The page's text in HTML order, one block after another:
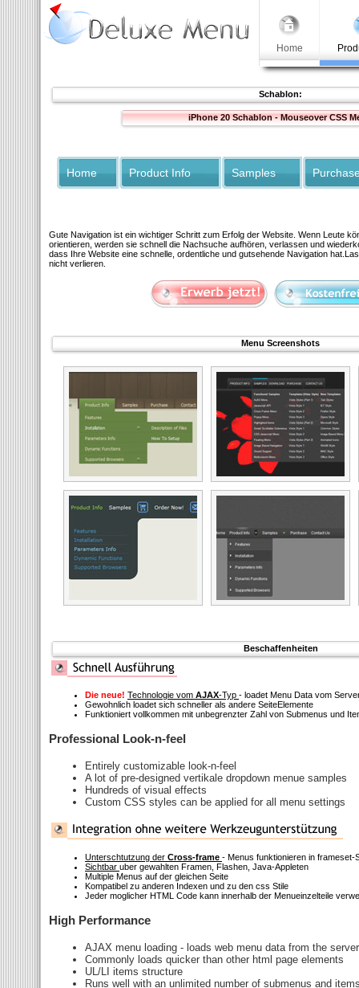
Home
Schablon:
iPhone 20 Schablon - Mouseover CSS
Home Product Info Samples
Gute Navigation ist ein wichtiger Schritt zum Erfolg der Website. Wenn Leute
orientieren, werden sie schnell die Nachsuche aufhören, verlassen und
dass Ihre Website eine schnelle, ordentliche und gutsehende Navigation
nicht verlieren.
Menu Screenshots
Beschaffenheiten
Die neue! Technologie vom AJAX-Typ - loadet Menu Data vom
Gewohnlich loadet sich schneller als andere SeiteElemente
Funktioniert vollkommen mit unbegrenzter Zahl von Submenus und
Professional Look-n-feel
Entirely customizable look-n-feel
A lot of pre-designed vertikale dropdown menue samples
Hundreds of visual effects
Custom CSS styles can be applied for all menu settings
Unterschtutzung der Cross-frame - Menus funktionieren in frameset-
Sichtbar uber gewahlten Framen, Flashen, Java-Appleten
Multiple Menus auf der gleichen Seite
Kompatibel zu anderen Indexen und zu den css Stile
Jeder moglicher HTML Code kann innerhalb der Menueinzelteile
High Performance
AJAX menu loading - loads web menu data from the
Commonly loads quicker than other html page elements
UL/LI items structure
Runs well with an unlimited number of submenus and